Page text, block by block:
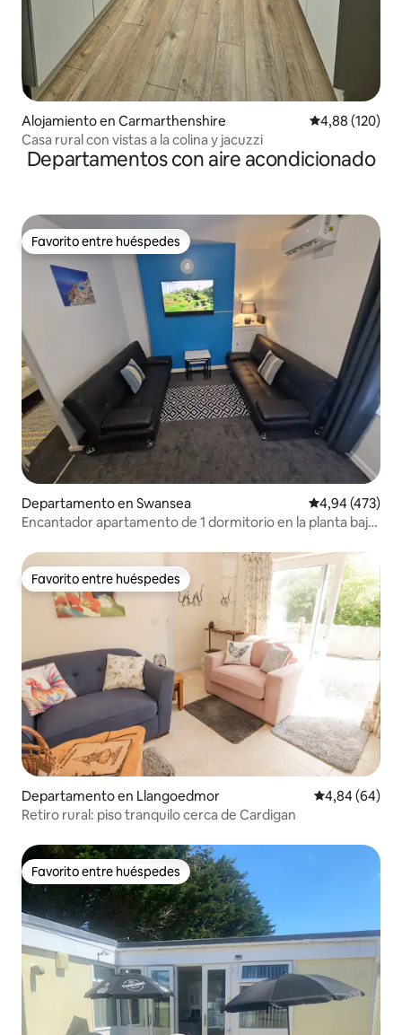
Alojamiento en Carmarthenshire Calificación
4,88 (120)
Casa rural con vistas a la colina y jacuzzi
Departamentos con aire acondicionado
Favorito entre huéspedes
Favorito entre huéspedes
Departamento en Swansea Calificación
4,94 (473)
Encantador apartamento de 1 dormitorio en la planta baja
Favorito entre huéspedes
Favorito entre huéspedes
Departamento en Llangoedmor Calificación
4,84 (64)
Retiro rural: piso tranquilo cerca de Cardigan
Favorito entre huéspedes
Favorito entre huéspedes